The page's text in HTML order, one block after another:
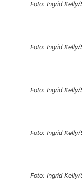
Foto: Ingrid Kelly/
Foto: Ingrid Kelly/
Foto: Ingrid Kelly/
Foto: Ingrid Kelly/
Foto: Ingrid Kelly/